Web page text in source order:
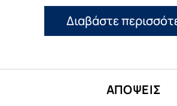
Διαβάστε
ΑΠΟΨΕΙΣ